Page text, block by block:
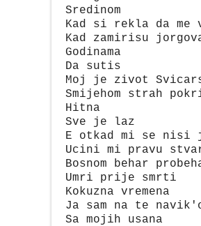
Sredinom
Kad si rekla da me
Kad zamirisu
Godinama
Da sutis
Moj je zivot
Smijehom strah
Hitna
Sve je laz
E otkad mi se nisi
Ucini mi pravu
Bosnom behar
Umri prije smrti
Kokuzna vremena
Ja sam na te
Sa mojih usana